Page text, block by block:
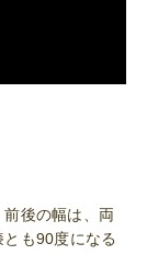
後の幅は、両
も90度になる